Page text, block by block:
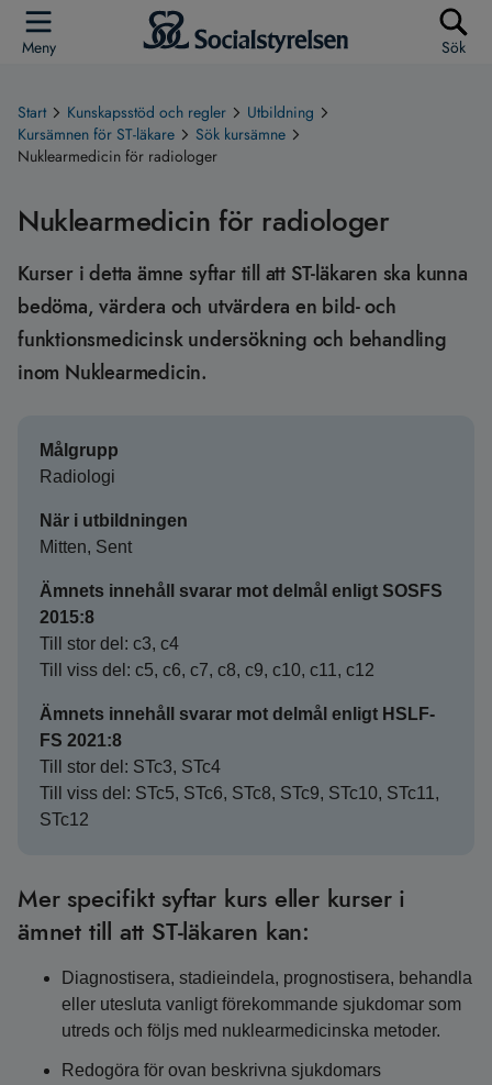
Meny Sök
Start Kunskapsstöd och regler
Utbildning
Kursämnen för ST-läkare
Sök kursämne
Nuklearmedicin för radiologer
Nuklearmedicin för radiologer
Kurser i detta ämne syftar till att ST-läkaren ska kunna
bedöma, värdera och utvärdera en bild- och
funktionsmedicinsk undersökning och behandling
inom Nuklearmedicin.
Målgrupp
Radiologi
När i utbildningen
Mitten, Sent
Ämnets innehåll svarar mot delmål enligt SOSFS
2015:8
Till stor del: c3, c4
Till viss del: c5, c6, c7, c8, c9, c10, c11, c12
Ämnets innehåll svarar mot delmål enligt HSLF-
FS 2021:8
Till stor del: STc3, STc4
Till viss del: STc5, STc6, STc8, STc9, STc10, STc11,
STc12
Mer specifikt syftar kurs eller kurser i
ämnet till att ST-läkaren kan:
Diagnostisera, stadieindela, prognostisera, behandla
eller utesluta vanligt förekommande sjukdomar som
utreds och följs med nuklearmedicinska metoder.
Redogöra för ovan beskrivna sjukdomars